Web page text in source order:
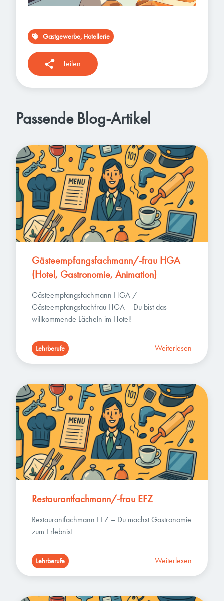
Gastgewerbe, Hotellerie
Teilen
Passende Blog-Artikel
Gästeempfangsfachmann/-frau HGA
(Hotel, Gastronomie, Animation)
Gästeempfangsfachmann HGA /
Gästeempfangsfachfrau HGA – Du bist das
willkommende Lächeln im Hotel!
Lehrberufe Weiterlesen
Restaurantfachmann/-frau EFZ
Restaurantfachmann EFZ – Du machst Gastronomie
zum Erlebnis!
Lehrberufe Weiterlesen